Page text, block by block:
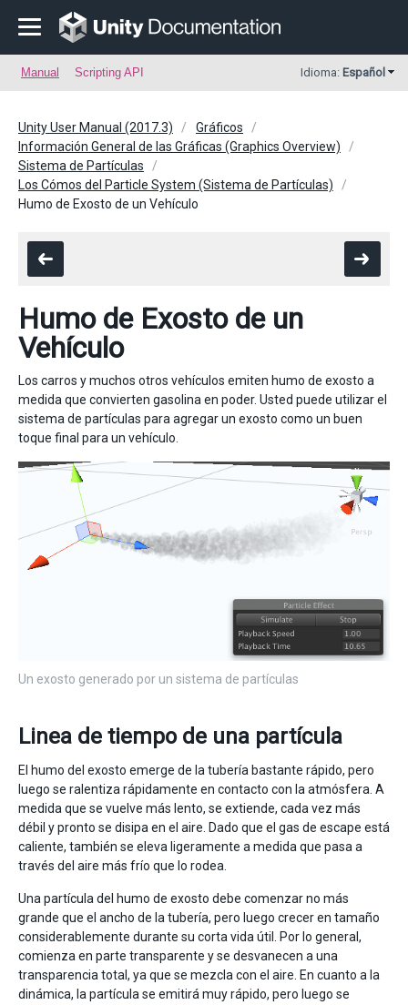
Manual Scripting API Idioma: Español
Unity User Manual (2017.3)
Gráficos
Información General de las Gráficas (Graphics Overview)
Sistema de Partículas
Los Cómos del Particle System (Sistema de Partículas)
Humo de Exosto de un Vehículo
Humo de Exosto de un
Vehículo
Los carros y muchos otros vehículos emiten humo de exosto a
medida que convierten gasolina en poder. Usted puede utilizar el
sistema de partículas para agregar un exosto como un buen
toque final para un vehículo.
Un exosto generado por un sistema de partículas
Linea de tiempo de una partícula
El humo del exosto emerge de la tubería bastante rápido, pero
luego se ralentiza rápidamente en contacto con la atmósfera. A
medida que se vuelve más lento, se extiende, cada vez más
débil y pronto se disipa en el aire. Dado que el gas de escape está
caliente, también se eleva ligeramente a medida que pasa a
través del aire más frío que lo rodea.
Una partícula del humo de exosto debe comenzar no más
grande que el ancho de la tubería, pero luego crecer en tamaño
considerablemente durante su corta vida útil. Por lo general,
comienza en parte transparente y se desvanecen a una
transparencia total, ya que se mezcla con el aire. En cuanto a la
dinámica, la partícula se emitirá muy rápido, pero luego se